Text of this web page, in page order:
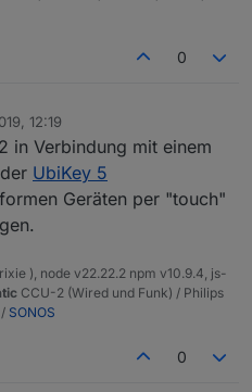
0
12:19
in Verbindung mit einem
UbiKey 5
Geräten per "touch"
), node v22.22.2 npm v10.9.4, js-
CCU-2 (Wired und Funk) / Philips
SONOS
0